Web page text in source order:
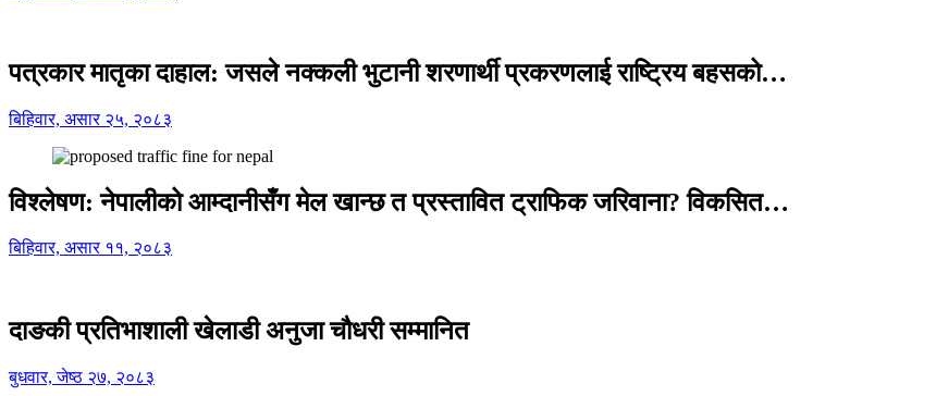
पत्रकार मातृका दाहाल: जसले नक्कली भुटानी शरणार्थी प्रकरणलाई राष्ट्रिय बहसको…
बिहिवार, असार २५, २०८३
विश्लेषण: नेपालीको आम्दानीसँग मेल खान्छ त प्रस्तावित ट्राफिक जरिवाना? विकसित…
बिहिवार, असार ११, २०८३
दाङकी प्रतिभाशाली खेलाडी अनुजा चौधरी सम्मानित
बुधवार, जेष्ठ २७, २०८३